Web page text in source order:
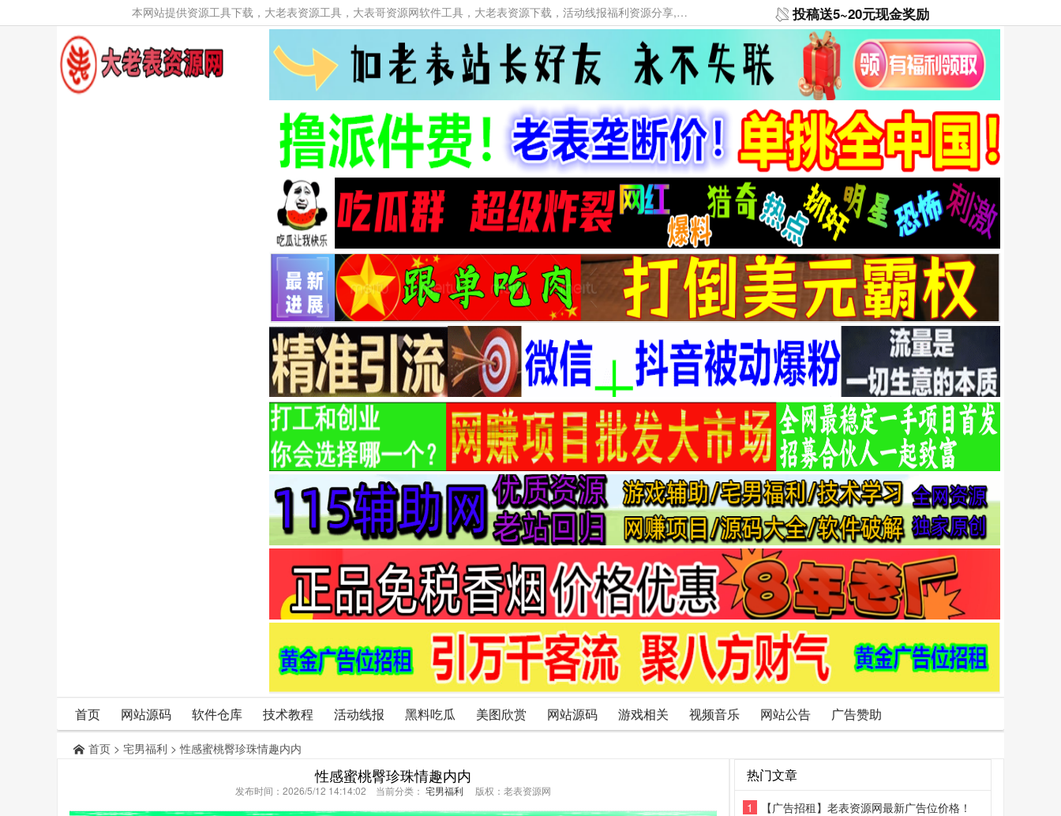
本网站提供资源工具下载，大老表资源工具，大表哥资源网软件工具，大老表资源下载，活动线报福利资源分享,活动线报，大型网游经典游戏，网络热门技术游戏辅助交流与分享。 投稿送5~20元现金奖励
首页 网站源码 软件仓库 技术教程 活动线报 黑料吃瓜 美图欣赏 网站源码 游戏相关 视频音乐 网站公告 广告赞助
首页 > 宅男福利 > 性感蜜桃臀珍珠情趣内内
性感蜜桃臀珍珠情趣内内
发布时间：2026/5/12 14:14:02 当前分类： 宅男福利 版权：老表资源网
热门文章
1
【广告招租】老表资源网最新广告位价格！